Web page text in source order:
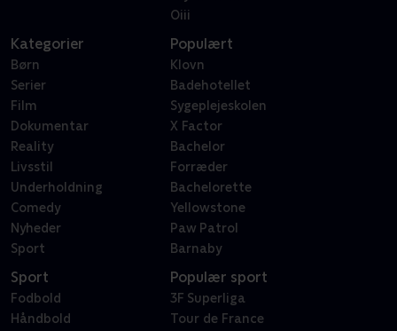
Oiii
Kategorier
Børn
Serier
Film
Dokumentar
Reality
Livsstil
Underholdning
Comedy
Nyheder
Sport
Populært
Klovn
Badehotellet
Sygeplejeskolen
X Factor
Bachelor
Forræder
Bachelorette
Yellowstone
Paw Patrol
Barnaby
Sport
Fodbold
Håndbold
Populær sport
3F Superliga
Tour de France